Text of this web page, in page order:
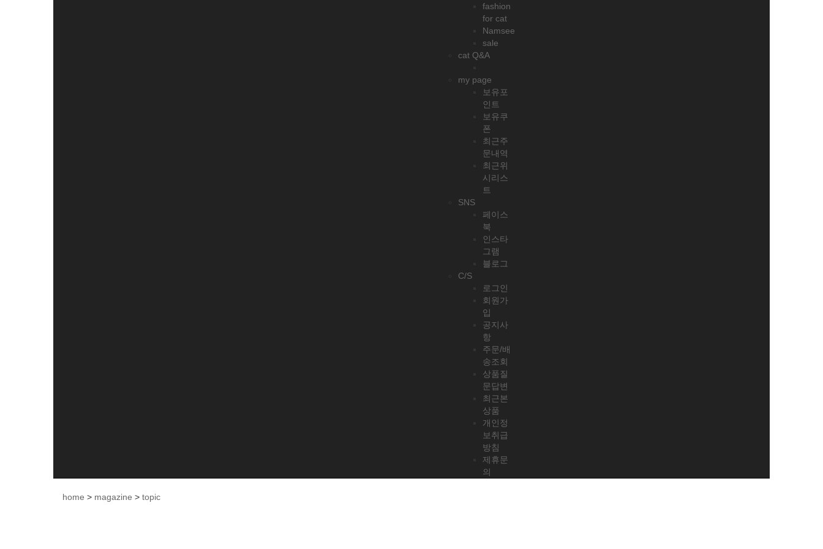
fashion
for cat
Namsee
sale
cat Q&A
my page
보유포
인트
보유쿠
폰
최근주
문내역
최근위
시리스
트
SNS
페이스
북
인스타
그램
블로그
C/S
로그인
회원가
입
공지사
항
주문/배
송조회
상품질
문답변
최근본
상품
개인정
보취급
방침
제휴문
의
home > magazine > topic